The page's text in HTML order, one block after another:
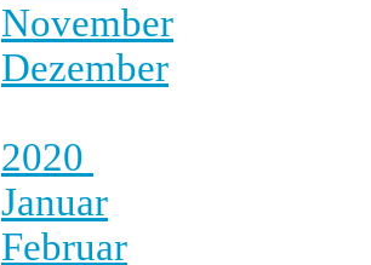
November
Dezember
2020
Januar
Februar